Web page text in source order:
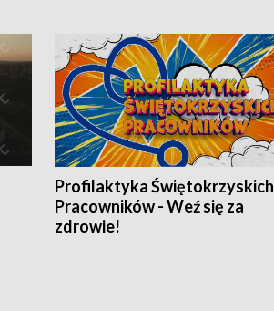
Profilaktyka Świętokrzyskich
Pracowników - Weź się za
zdrowie!